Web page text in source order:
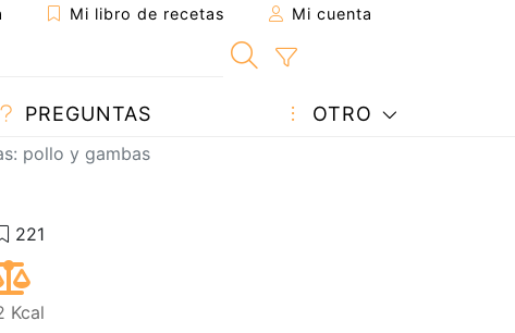
Mi libro de recetas Mi cuenta
PREGUNTAS OTRO
pollo y gambas
Kcal